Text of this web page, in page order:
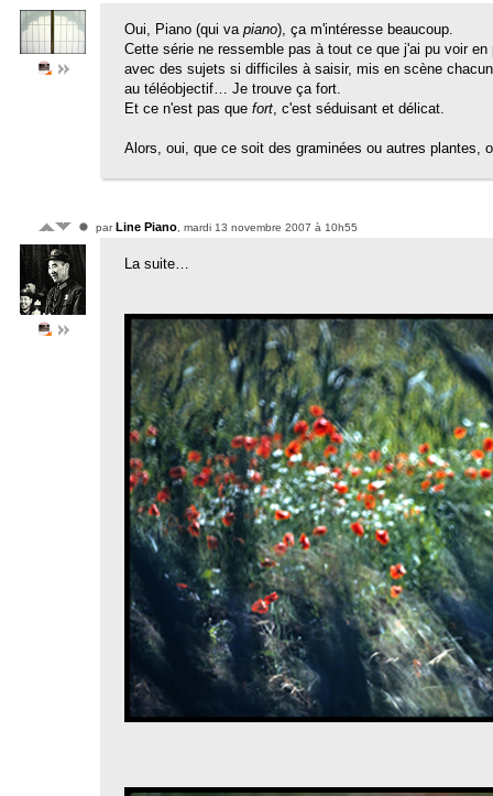
Oui, Piano (qui va piano), ça m'intéresse beaucoup.
Cette série ne ressemble pas à tout ce que j'ai pu voir
avec des sujets si difficiles à saisir, mis en scène
au téléobjectif… Je trouve ça fort.
Et ce n'est pas que fort, c'est séduisant et délicat.
Alors, oui, que ce soit des graminées ou autres plantes,
parLine Piano , mardi 13 novembre 2007 à 10h55
La suite…